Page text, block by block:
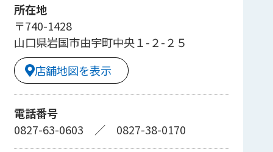
所在地
〒740-1428
山口県岩国市由宇町中央１-２-２５
店舗地図を表示
電話番号
0827-63-0603 ／ 0827-38-0170